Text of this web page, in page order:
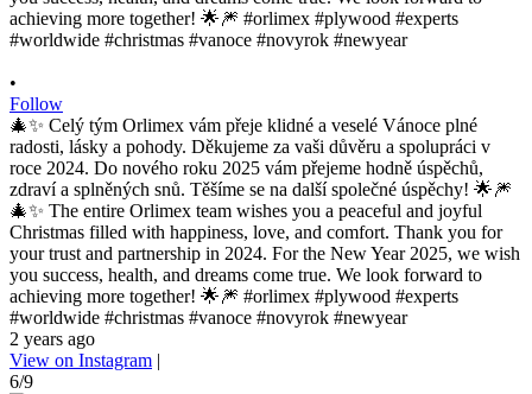
•
Follow
🎄✨ Celý tým Orlimex vám přeje klidné a veselé Vánoce plné
radosti, lásky a pohody. Děkujeme za vaši důvěru a spolupráci v
roce 2024. Do nového roku 2025 vám přejeme hodně úspěchů,
zdraví a splněných snů. Těšíme se na další společné úspěchy! 🌟🎆
🎄✨ The entire Orlimex team wishes you a peaceful and joyful
Christmas filled with happiness, love, and comfort. Thank you for
your trust and partnership in 2024. For the New Year 2025, we wish
you success, health, and dreams come true. We look forward to
achieving more together! 🌟🎆 #orlimex #plywood #experts
#worldwide #christmas #vanoce #novyrok #newyear
2 years ago
View on Instagram |
6/9